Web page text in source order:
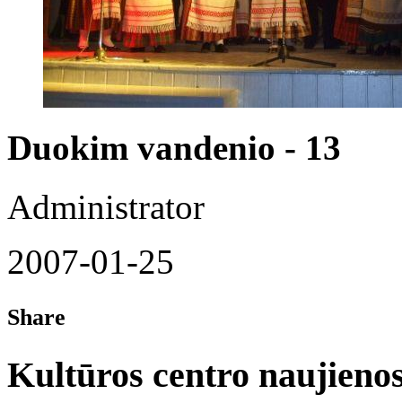
Duokim vandenio - 13
Administrator
2007-01-25
Share
Kultūros centro